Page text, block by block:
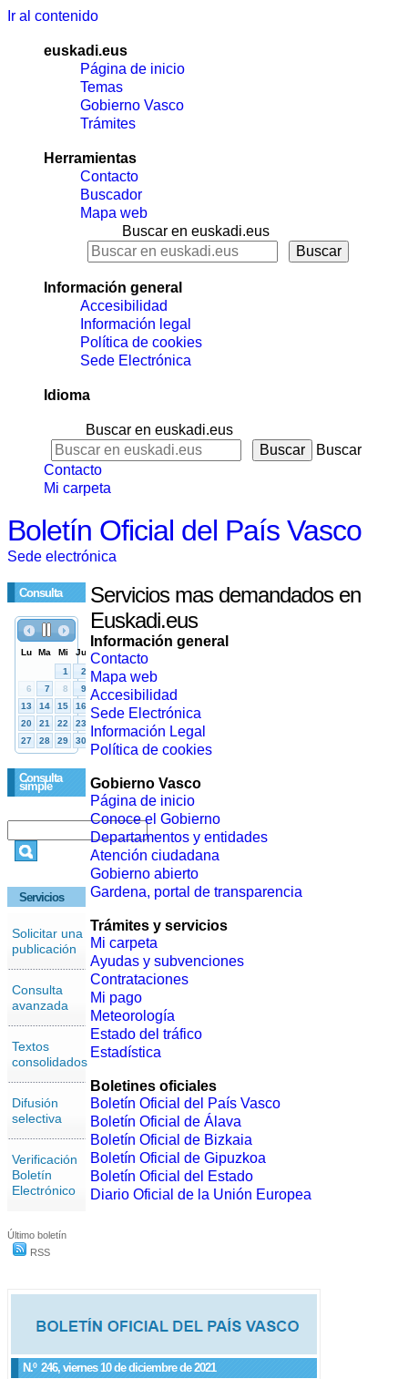
Ir al contenido
euskadi.eus
Página de inicio
Temas
Gobierno Vasco
Trámites
Herramientas
Contacto
Buscador
Mapa web
Buscar en euskadi.eus
Información general
Accesibilidad
Información legal
Política de cookies
Sede Electrónica
Idioma
Buscar en euskadi.eus
Buscar
Contacto
Mi carpeta
Boletín Oficial del País Vasco
Sede electrónica
Consulta
Consulta
simple
Servicios
Solicitar una
publicación
Consulta
avanzada
Textos
consolidados
Difusión
selectiva
Verificación
Boletín
Electrónico
Último boletín
RSS
N.º 246, viernes 10 de diciembre de 2021
Servicios mas demandados en
Euskadi.eus
Información general
Contacto
Mapa web
Accesibilidad
Sede Electrónica
Información Legal
Política de cookies
Gobierno Vasco
Página de inicio
Conoce el Gobierno
Departamentos y entidades
Atención ciudadana
Gobierno abierto
Gardena, portal de transparencia
Trámites y servicios
Mi carpeta
Ayudas y subvenciones
Contrataciones
Mi pago
Meteorología
Estado del tráfico
Estadística
Boletines oficiales
Boletín Oficial del País Vasco
Boletín Oficial de Álava
Boletín Oficial de Bizkaia
Boletín Oficial de Gipuzkoa
Boletín Oficial del Estado
Diario Oficial de la Unión Europea